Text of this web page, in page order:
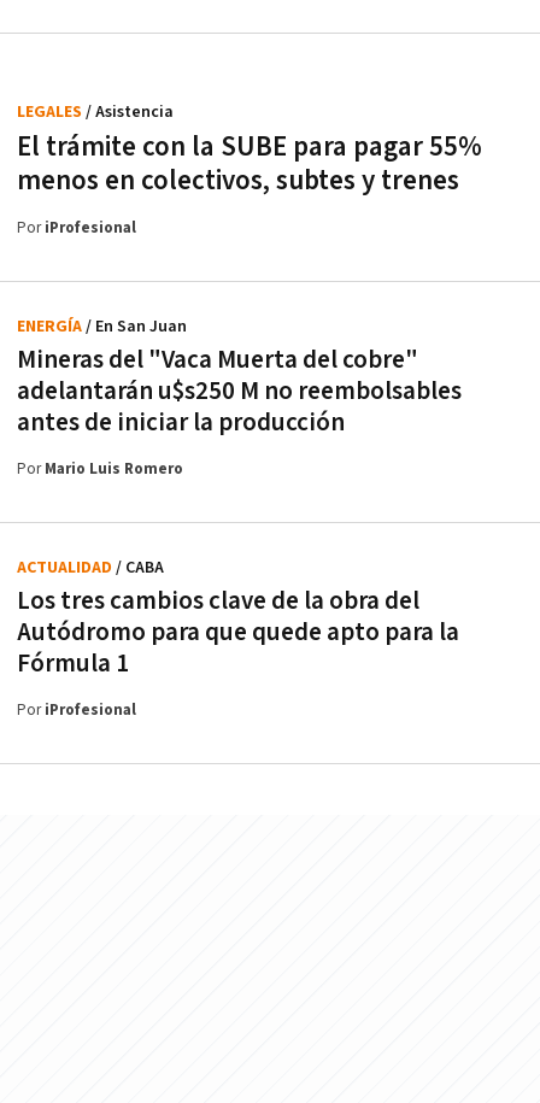
El trámite con la SUBE para pagar 55%
menos en colectivos, subtes y trenes
LEGALES / Asistencia
PoriProfesional
Mineras del "Vaca Muerta del cobre"
adelantarán u$s250 M no reembolsables
antes de iniciar la producción
ENERGÍA/ En San Juan
PorMario Luis Romero
Los tres cambios clave de la obra del
Autódromo para que quede apto para la
Fórmula 1
ACTUALIDAD / CABA
PoriProfesional